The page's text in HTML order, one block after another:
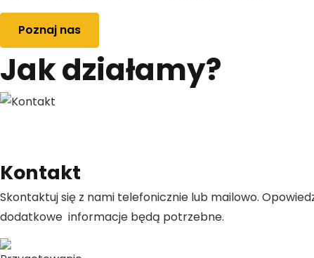
Poznaj nas
Jak działamy?
Kontakt
Skontaktuj się z nami telefonicznie lub mailowo.
dodatkowe informacje będą potrzebne.